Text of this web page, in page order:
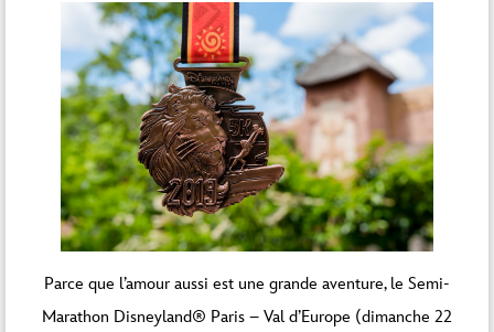
Parce que l’amour aussi est une grande aventure, le Semi-
Marathon Disneyland® Paris – Val d’Europe (dimanche 22